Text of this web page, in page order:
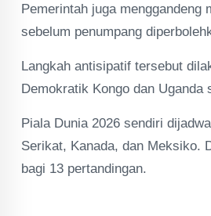
Pemerintah juga
sebelum penumpang
Langkah antisipatif tersebut
Demokratik Kongo dan
Piala Dunia 2026 sendiri
Serikat, Kanada, dan Meksiko.
bagi 13 pertandingan.